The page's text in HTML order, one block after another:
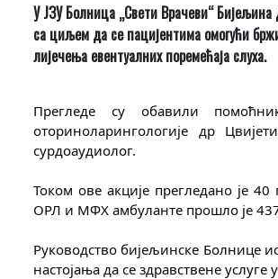
У ЈЗУ Болница „Свети Врачеви“
са циљем да се пацијентима омогући
лијечења евентуалних поремећаја слуха.
Прегледе су обавили
оториноларингологије др
сурдоаудиолог.
Током ове акције прегледано је
ОРЛ и МФХ амбуланте прошло је
Руководство бијељинске Болнице
настојања да се здравствене